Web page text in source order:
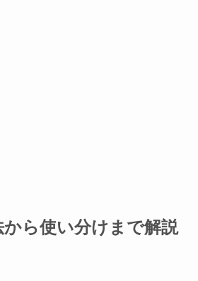
ら使い分けまで解説